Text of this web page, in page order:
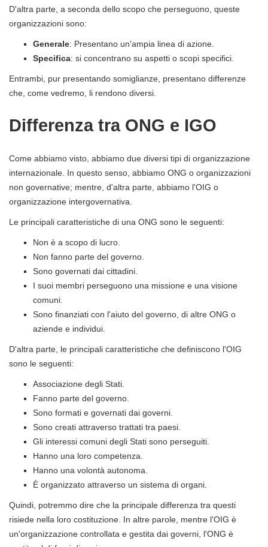
D'altra parte, a seconda dello scopo che perseguono, queste
organizzazioni sono:
Generale: Presentano un'ampia linea di azione.
Specifica: si concentrano su aspetti o scopi specifici.
Entrambi, pur presentando somiglianze, presentano differenze
che, come vedremo, li rendono diversi.
Differenza tra ONG e IGO
Come abbiamo visto, abbiamo due diversi tipi di organizzazione
internazionale. In questo senso, abbiamo ONG o organizzazioni
non governative; mentre, d'altra parte, abbiamo l'OIG o
organizzazione intergovernativa.
Le principali caratteristiche di una ONG sono le seguenti:
Non è a scopo di lucro.
Non fanno parte del governo.
Sono governati dai cittadini.
I suoi membri perseguono una missione e una visione
comuni.
Sono finanziati con l'aiuto del governo, di altre ONG o
aziende e individui.
D'altra parte, le principali caratteristiche che definiscono l'OIG
sono le seguenti:
Associazione degli Stati.
Fanno parte del governo.
Sono formati e governati dai governi.
Sono creati attraverso trattati tra paesi.
Gli interessi comuni degli Stati sono perseguiti.
Hanno una loro competenza.
Hanno una volontà autonoma.
È organizzato attraverso un sistema di organi.
Quindi, potremmo dire che la principale differenza tra questi
risiede nella loro costituzione. In altre parole, mentre l'OIG è
un'organizzazione controllata e gestita dai governi, l'ONG è